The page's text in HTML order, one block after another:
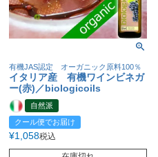
有機JAS認定 オーガニック原料100％
イタリア産 有機ワインビネガ
ー(赤)／biologicoils
自然派
クール便でお届け
¥1,058税込